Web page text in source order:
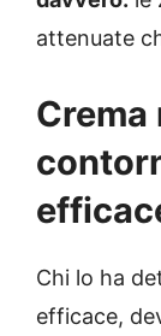
attenuate
Crema
Chi lo ha
efficace,